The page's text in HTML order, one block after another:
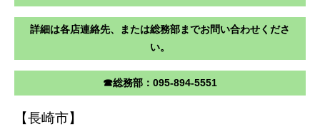
詳細は各店連絡先、または総務部までお問い合わせくださ
い。
☎総務部：095-894-5551
【長崎市】